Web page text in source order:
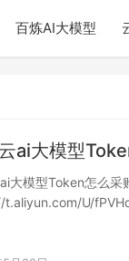
百炼AI大模型
ai大模型
大模型Token怎么采
U/